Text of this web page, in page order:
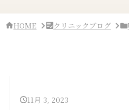
HOME クリニックブログ
11月 3, 2023